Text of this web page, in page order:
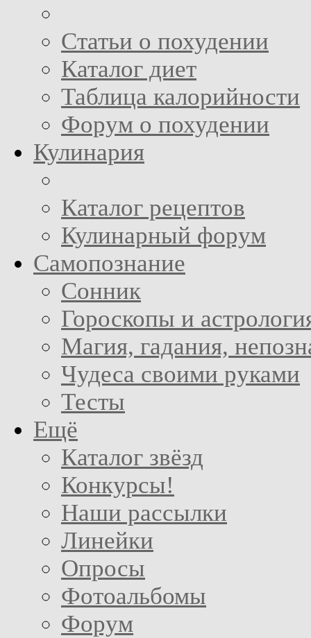
Статьи о похудении
Каталог диет
Таблица калорийности
Форум о похудении
Кулинария
Каталог рецептов
Кулинарный форум
Самопознание
Сонник
Гороскопы и
Магия, гадания,
Чудеса своими руками
Тесты
Ещё
Каталог звёзд
Конкурсы!
Наши рассылки
Линейки
Опросы
Фотоальбомы
Форум